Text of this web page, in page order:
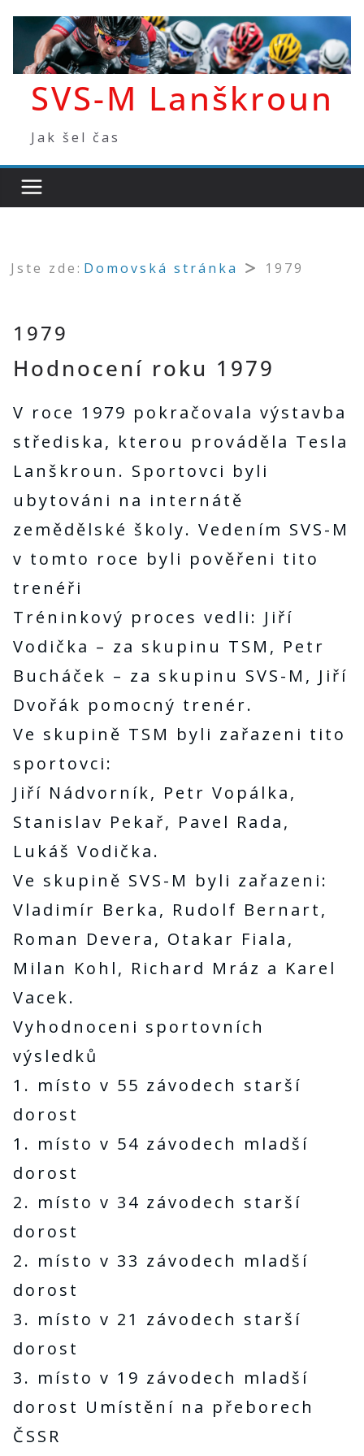
Přeskočit
obsah
SVS-M Lanškroun
Jak šel čas
Jste zde: Domovská stránka 1979
1979
Hodnocení roku 1979
V roce 1979 pokračovala výstavba
střediska, kterou prováděla Tesla
Lanškroun. Sportovci byli
ubytováni na internátě
zemědělské školy. Vedením SVS-M
v tomto roce byli pověřeni tito
trenéři
Tréninkový proces vedli: Jiří
Vodička – za skupinu TSM, Petr
Bucháček – za skupinu SVS-M, Jiří
Dvořák pomocný trenér.
Ve skupině TSM byli zařazeni tito
sportovci:
Jiří Nádvorník, Petr Vopálka,
Stanislav Pekař, Pavel Rada,
Lukáš Vodička.
Ve skupině SVS-M byli zařazeni:
Vladimír Berka, Rudolf Bernart,
Roman Devera, Otakar Fiala,
Milan Kohl, Richard Mráz a Karel
Vacek.
Vyhodnoceni sportovních
výsledků
1. místo v 55 závodech starší
dorost
1. místo v 54 závodech mladší
dorost
2. místo v 34 závodech starší
dorost
2. místo v 33 závodech mladší
dorost
3. místo v 21 závodech starší
dorost
3. místo v 19 závodech mladší
dorost Umístění na přeborech
ČSSR